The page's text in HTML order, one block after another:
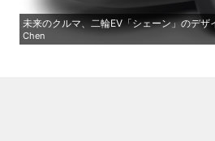
未来のクルマ、二輪EV「シェーン」のデザ
Chen